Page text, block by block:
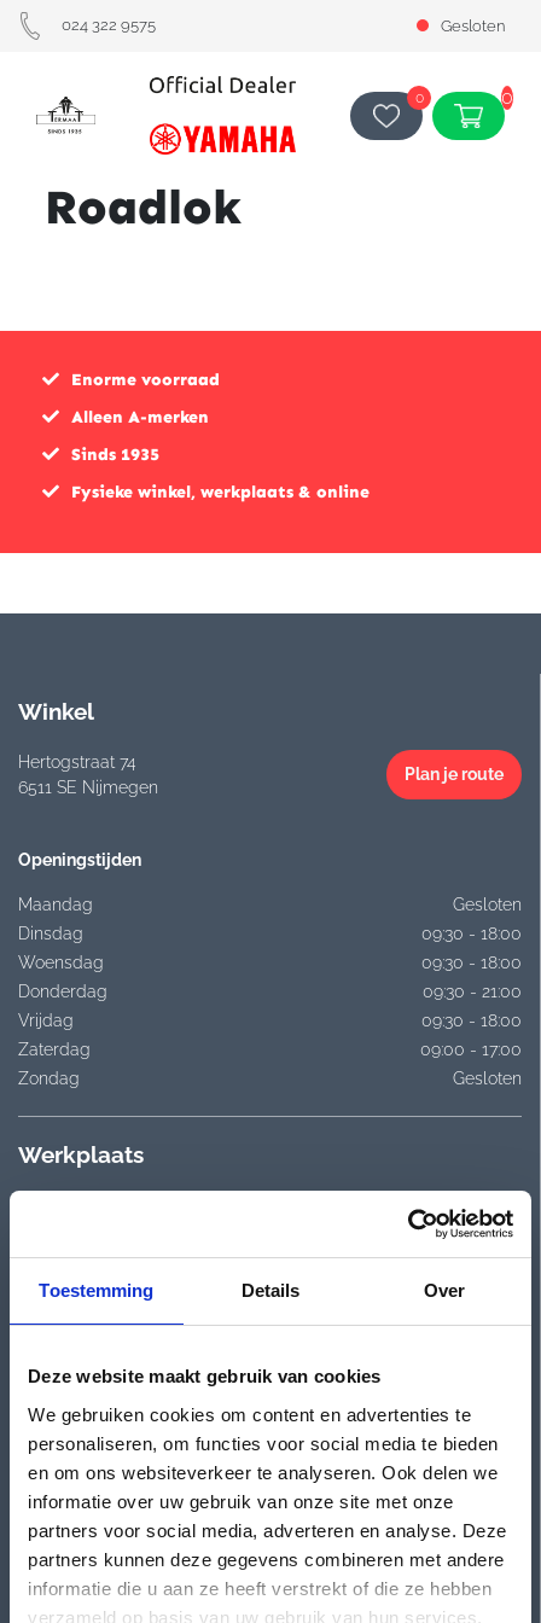
Toestemming Details Over
Deze website maakt gebruik van cookies
We gebruiken cookies om content en advertenties te
personaliseren, om functies voor social media te bieden
en om ons websiteverkeer te analyseren. Ook delen we
informatie over uw gebruik van onze site met onze
partners voor social media, adverteren en analyse. Deze
partners kunnen deze gegevens combineren met andere
informatie die u aan ze heeft verstrekt of die ze hebben
verzameld op basis van uw gebruik van hun services.
024 322 9575 Gesloten
0 0
Roadlok
Enorme voorraad
Alleen A-merken
Sinds 1935
Fysieke winkel, werkplaats & online
Winkel
Hertogstraat 74
6511 SE Nijmegen
Plan je route
Openingstijden
Maandag
Gesloten
Dinsdag
09:30 - 18:00
Woensdag
09:30 - 18:00
Donderdag
09:30 - 21:00
Vrijdag
09:30 - 18:00
Zaterdag
09:00 - 17:00
Zondag
Gesloten
Werkplaats
Plan je route
Dinsdag
08:00 - 12:30 & 13:00 - 17:00
Woensdag
08:00 - 12:30 & 13:00 - 17:00
Donderdag
08:00 - 12:30 & 13:00 - 17:00
Vrijdag
08:00 - 12:30 & 13:00 - 17:00
Zaterdag
08:00 - 12:30 & 13:00 - 17:00
Zondag
Gesloten
Showroom occasions